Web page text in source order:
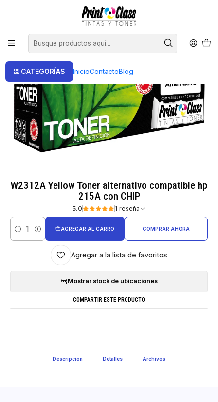
CATEGORÍAS InicioContactoBlog
📦 Envío Gratis compras sobre $120.000
Toner Toner Alternativos
W2312A Yellow Toner alternativo compatible hp 215A con CHIP
W2312A Yellow Toner alternativo compatible hp
215A con CHIP
5.0 1 reseña
Cantidad
AGREGAR AL CARRO COMPRAR AHORA
Agregar a la lista de favoritos
Mostrar stock de ubicaciones
COMPARTIR ESTE PRODUCTO
Descripción Detalles Archivos